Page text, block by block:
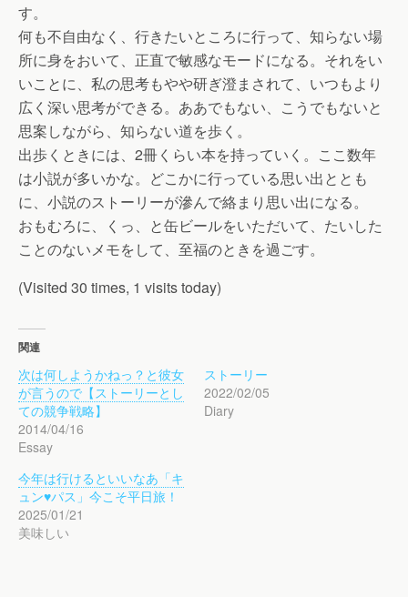
す。
何も不自由なく、行きたいところに行って、知らない場
所に身をおいて、正直で敏感なモードになる。それをい
いことに、私の思考もやや研ぎ澄まされて、いつもより
広く深い思考ができる。ああでもない、こうでもないと
思案しながら、知らない道を歩く。
出歩くときには、2冊くらい本を持っていく。ここ数年
は小説が多いかな。どこかに行っている思い出ととも
に、小説のストーリーが滲んで絡まり思い出になる。
おもむろに、くっ、と缶ビールをいただいて、たいした
ことのないメモをして、至福のときを過ごす。
(Visited 30 times, 1 visits today)
関連
次は何しようかねっ？と彼女
が言うので【ストーリーとし
ての競争戦略】
2014/04/16
Essay
ストーリー
2022/02/05
Diary
今年は行けるといいなあ「キ
ュン♥パス」今こそ平日旅！
2025/01/21
美味しい